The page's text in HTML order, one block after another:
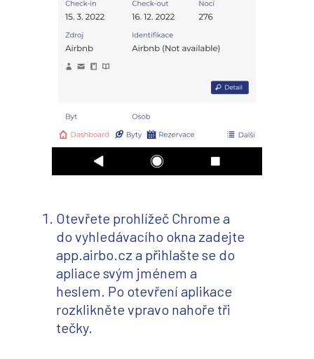
Otevřete prohlížeč Chrome a
do vyhledávacího okna zadejte
app.airbo.cz a přihlašte se do
apliace svým jménem a
heslem. Po otevření aplikace
rozklikněte vpravo nahoře tři
tečky.